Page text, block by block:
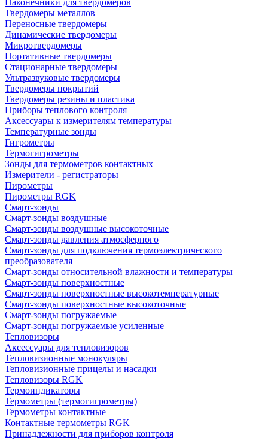
Наконечники для твердомеров
Твердомеры металлов
Переносные твердомеры
Динамические твердомеры
Микротвердомеры
Портативные твердомеры
Стационарные твердомеры
Ультразвуковые твердомеры
Твердомеры покрытий
Твердомеры резины и пластика
Приборы теплового контроля
Аксессуары к измерителям температуры
Температурные зонды
Гигрометры
Термогигрометры
Зонды для термометров контактных
Измерители - регистраторы
Пирометры
Пирометры RGK
Смарт-зонды
Смарт-зонды воздушные
Смарт-зонды воздушные высокоточные
Смарт-зонды давления атмосферного
Смарт-зонды для подключения термоэлектрического
преобразователя
Смарт-зонды относительной влажности и температуры
Смарт-зонды поверхностные
Смарт-зонды поверхностные высокотемпературные
Смарт-зонды поверхностные высокоточные
Смарт-зонды погружаемые
Смарт-зонды погружаемые усиленные
Тепловизоры
Аксессуары для тепловизоров
Тепловизионные монокуляры
Тепловизионные прицелы и насадки
Тепловизоры RGK
Термоиндикаторы
Термометры (термогигрометры)
Термометры контактные
Контактные термометры RGK
Принадлежности для приборов контроля